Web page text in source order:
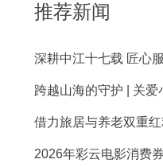
推荐新闻
深耕中江十七载 匠心
跨越山海的守护 | 关
2026年彩云电影消费